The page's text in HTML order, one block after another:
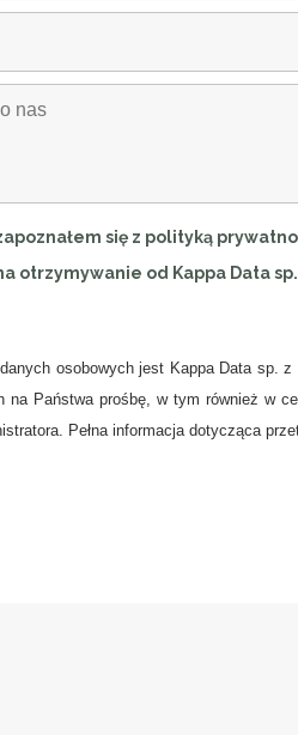
się z polityką
otrzymywanie od Kappa Data
osobowych jest Kappa Data sp.
na Państwa prośbę, w tym również w
Pełna informacja dotycząca